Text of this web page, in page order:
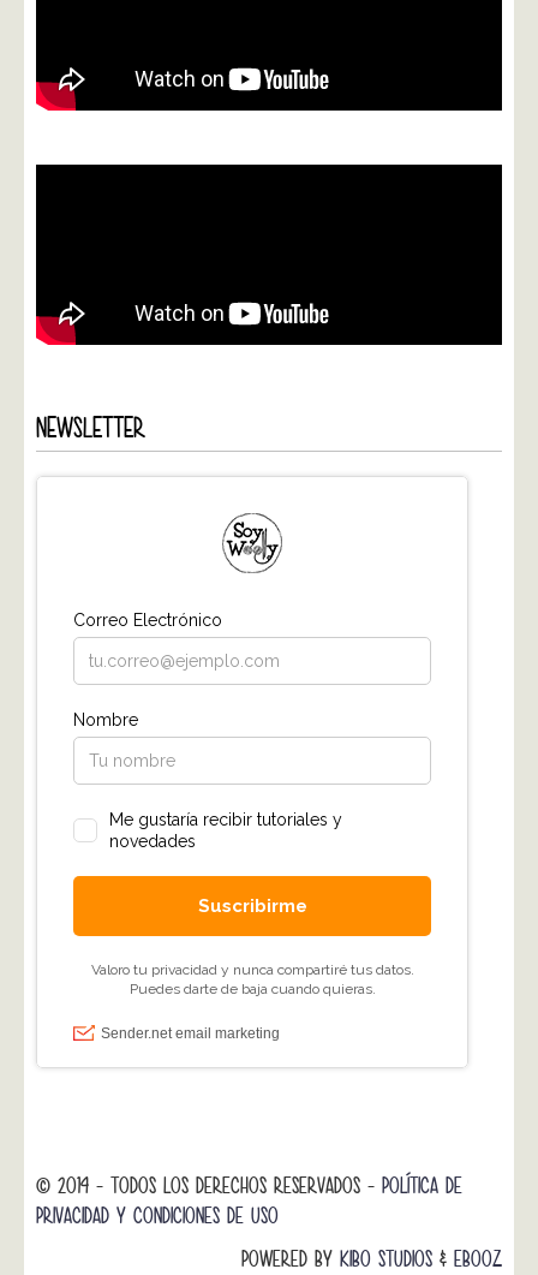
NEWSLETTER
© 2014 - TODOS LOS DERECHOS RESERVADOS - POLÍTICA DE
PRIVACIDAD Y CONDICIONES DE USO
POWERED BY KIBO STUDIOS & EBOOZ